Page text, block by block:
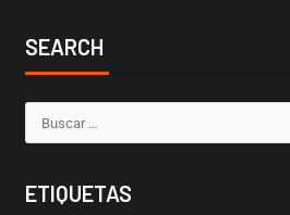
SEARCH
ETIQUETAS